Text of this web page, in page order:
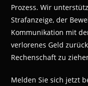
Prozess. Wir
Strafanzeige, der
Kommunikation mit
verlorenes Geld
Rechenschaft zu
Melden Sie sich jetzt